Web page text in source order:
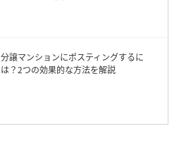
分譲マンションにポスティングするに
は？2つの効果的な方法を解説